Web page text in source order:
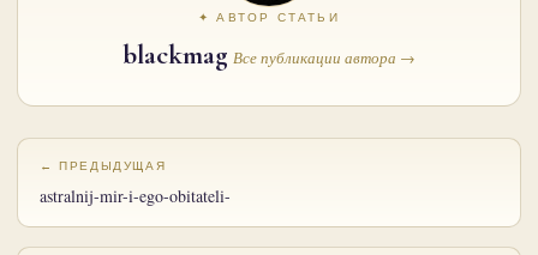
✦ АВТОР СТАТЬИ
blackmag Все публикации автора →
← ПРЕДЫДУЩАЯ
astralnij-mir-i-ego-obitateli-